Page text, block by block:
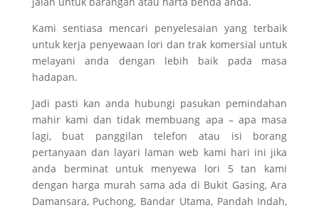
Kami sentiasa mencari penyelesaian yang terbaik
untuk kerja penyewaan lori dan trak komersial untuk
melayani anda dengan lebih baik pada masa
hadapan.
Jadi pasti kan anda hubungi pasukan pemindahan
mahir kami dan tidak membuang apa – apa masa
lagi, buat panggilan telefon atau isi borang
pertanyaan dan layari laman web kami hari ini jika
anda berminat untuk menyewa lori 5 tan kami
dengan harga murah sama ada di Bukit Gasing, Ara
Damansara, Puchong, Bandar Utama, Pandah Indah,